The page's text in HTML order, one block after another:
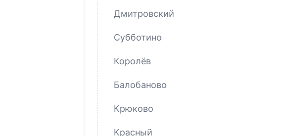
Дмитровский
Субботино
Королёв
Балобаново
Крюково
Красный